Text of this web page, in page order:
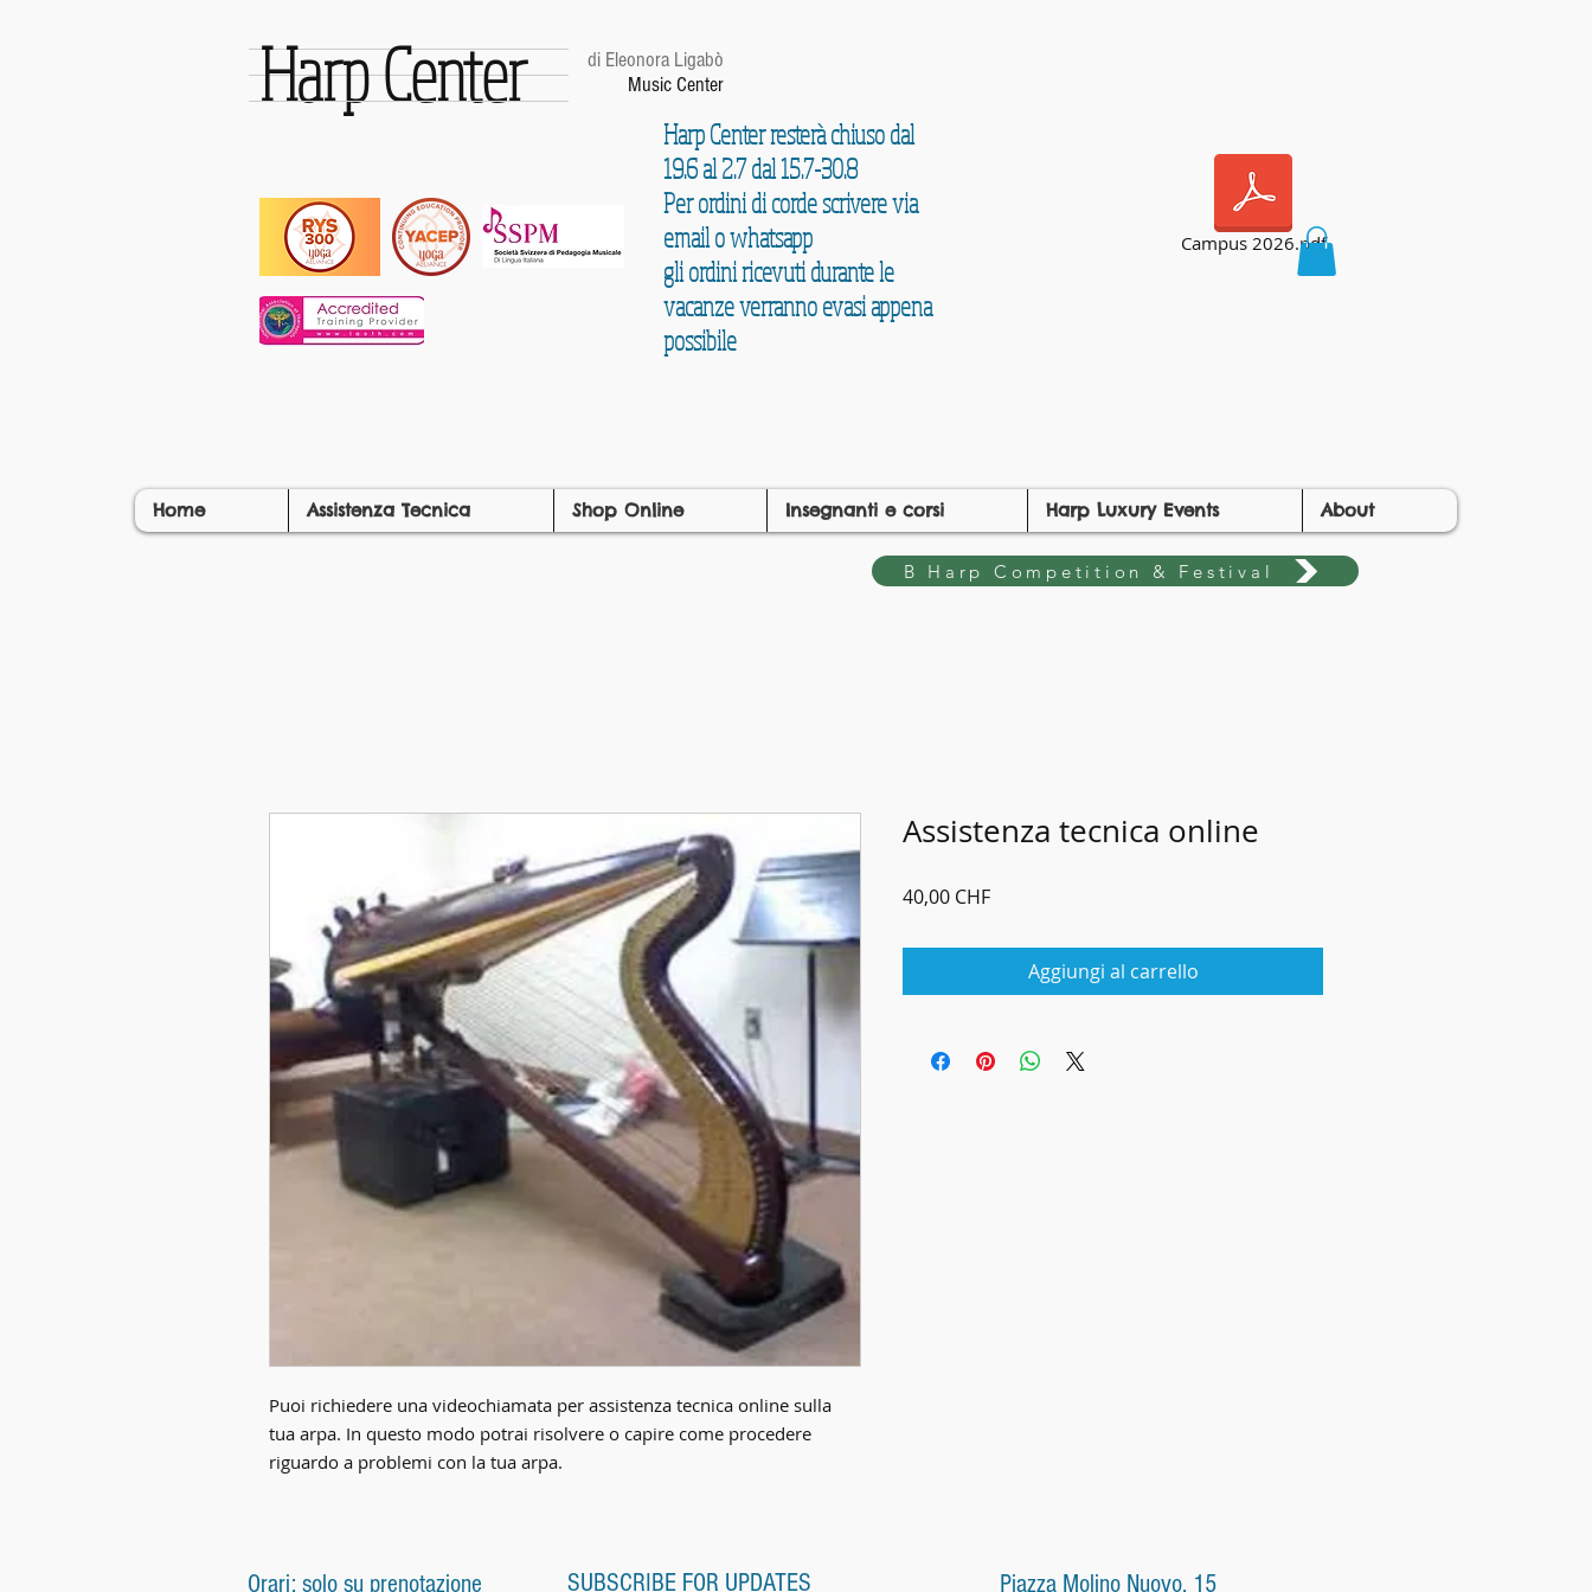
Harp Center
di Eleonora Ligabò
Music Center
Harp Center resterà chiuso dal
19.6 al 2.7 dal 15.7-30.8
Per ordini di corde scrivere via
email o whatsapp
gli ordini ricevuti durante le
vacanze verranno evasi appena
possibile
Campus 2026.pdf
Home Assistenza Tecnica Shop Online Insegnanti e corsi Harp Luxury Events About
B Harp Competition & Festival
Puoi richiedere una videochiamata per assistenza tecnica online sulla
tua arpa. In questo modo potrai risolvere o capire come procedere
riguardo a problemi con la tua arpa.
Assistenza tecnica online
40,00 CHFPrezzo
Aggiungi al carrello
Orari: solo su prenotazione SUBSCRIBE FOR UPDATES Piazza Molino Nuovo, 15